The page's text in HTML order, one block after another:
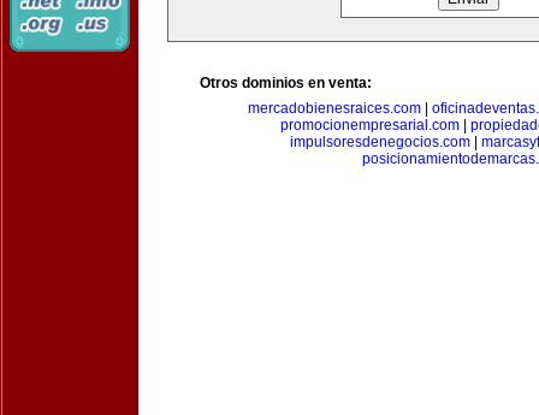
Otros dominios en venta:
mercadobienesraices.com|
promocionempresarial.com|
impulsoresdenegocios.com|